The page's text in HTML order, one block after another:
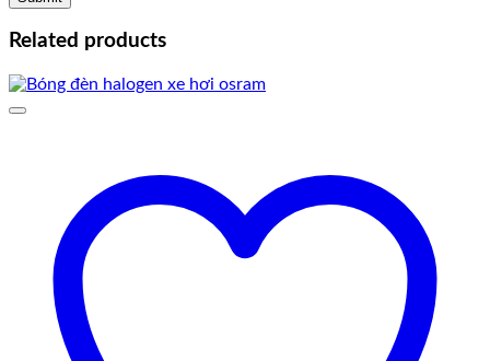
Related products